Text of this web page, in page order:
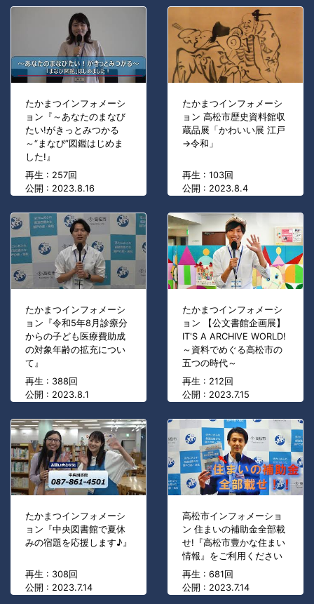
たかまつインフォメーシ
ョン『～あなたのまなび
たい!がきっとみつかる
～“まなび”図鑑はじめま
した!』
再生 : 257回
公開 : 2023.8.16
たかまつインフォメーシ
ョン 高松市歴史資料館収
蔵品展「かわいい展 江戸
→令和」
再生 : 103回
公開 : 2023.8.4
たかまつインフォメーシ
ョン『令和5年8月診療分
からの子ども医療費助成
の対象年齢の拡充につい
て』
再生 : 388回
公開 : 2023.8.1
たかまつインフォメーシ
ョン 【公文書館企画展】
IT'S A ARCHIVE WORLD!
～資料でめぐる高松市の
五つの時代～
再生 : 212回
公開 : 2023.7.15
たかまつインフォメーシ
ョン『中央図書館で夏休
みの宿題を応援します♪』
再生 : 308回
公開 : 2023.7.14
高松市インフォメーショ
ン 住まいの補助金全部載
せ!『高松市豊かな住まい
情報』をご利用ください
再生 : 681回
公開 : 2023.7.14